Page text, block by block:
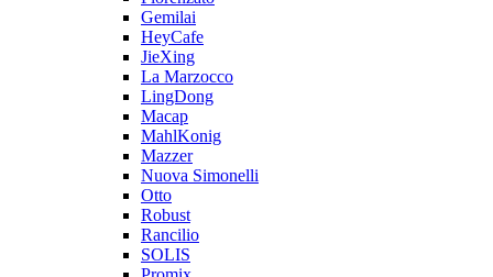
Gemilai
HeyCafe
JieXing
La Marzocco
LingDong
Macap
MahlKonig
Mazzer
Nuova Simonelli
Otto
Robust
Rancilio
SOLIS